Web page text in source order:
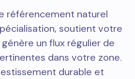
référencement naturel
soutient votre
un flux régulier de
dans votre zone.
durable et